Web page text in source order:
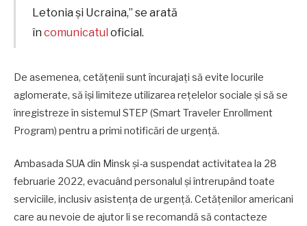
Letonia și Ucraina,” se arată
încomunicatuloficial.
De asemenea, cetățenii sunt încurajați să evite locurile
aglomerate, să își limiteze utilizarea rețelelor sociale și să se
înregistreze în sistemul STEP (Smart Traveler Enrollment
Program) pentru a primi notificări de urgență.
Ambasada SUA din Minsk și-a suspendat activitatea la 28
februarie 2022, evacuând personalul și întrerupând toate
serviciile, inclusiv asistența de urgență. Cetățenilor americani
care au nevoie de ajutor li se recomandă să contacteze